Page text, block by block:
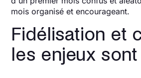
mois organisé et encourageant.
Fidélisation et
les enjeux